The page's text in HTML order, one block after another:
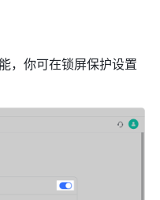
，你可在锁屏保护设置